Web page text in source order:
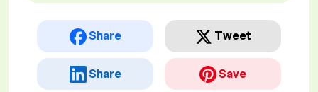
Share Tweet
Share Save